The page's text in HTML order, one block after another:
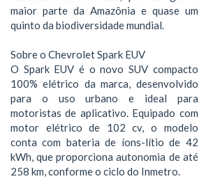
maior parte da Amazônia e quase um
quinto da biodiversidade mundial.
Sobre o Chevrolet Spark EUV
O Spark EUV é o novo SUV compacto
100% elétrico da marca, desenvolvido
para o uso urbano e ideal para
motoristas de aplicativo. Equipado com
motor elétrico de 102 cv, o modelo
conta com bateria de íons-lítio de 42
kWh, que proporciona autonomia de até
258 km, conforme o ciclo do Inmetro.